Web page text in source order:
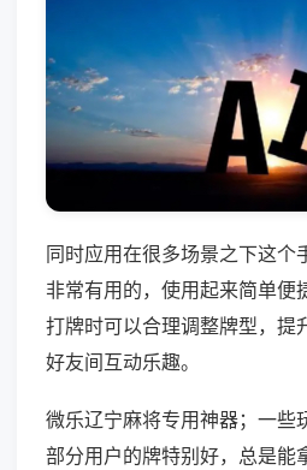
同时应用在很多场景之下这个
非常有用的，使用起来简单便
打牌时可以合理调整牌型，提
好友间互动乐趣。
微乐辽宁麻将专用神器；一些
部分用户的牌特别好，总是能